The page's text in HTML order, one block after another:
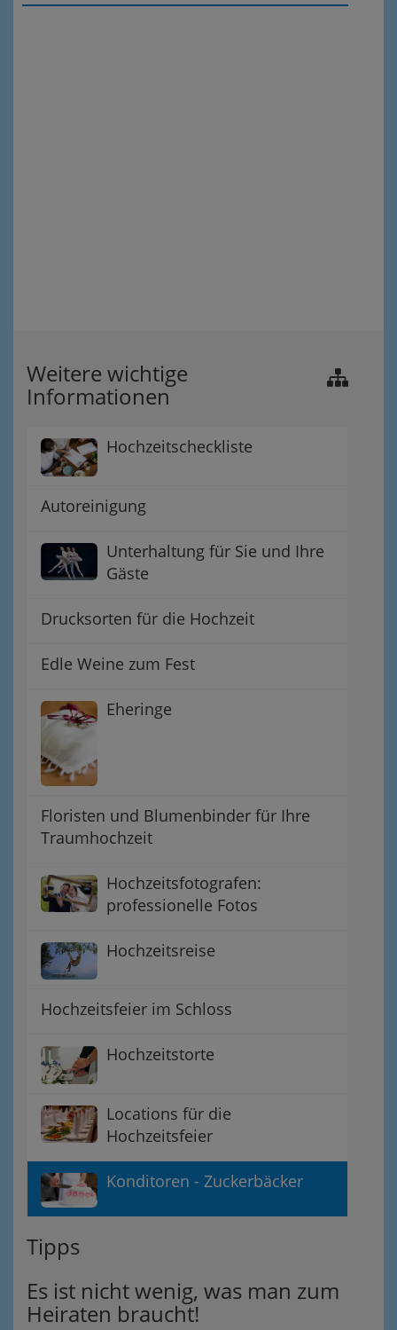
Weitere wichtige
Informationen
Hochzeitscheckliste
Autoreinigung
Unterhaltung für Sie und Ihre
Gäste
Drucksorten für die Hochzeit
Edle Weine zum Fest
Eheringe
Floristen und Blumenbinder für Ihre
Traumhochzeit
Hochzeitsfotografen:
professionelle Fotos
Hochzeitsreise
Hochzeitsfeier im Schloss
Hochzeitstorte
Locations für die
Hochzeitsfeier
Konditoren - Zuckerbäcker
Tipps
Es ist nicht wenig, was man zum
Heiraten braucht!